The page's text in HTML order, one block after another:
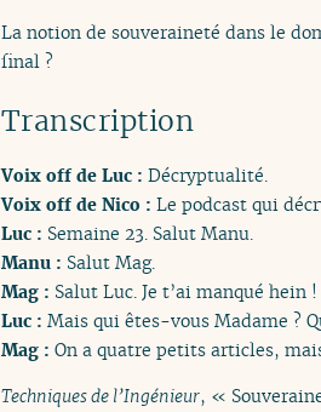
La notion de souveraineté dans le
final ?
Transcription
Voix off de Luc : Décryptualité.
Voix off de Nico : Le podcast qui
Luc : Semaine 23. Salut Manu.
Manu : Salut Mag.
Mag : Salut Luc. Je t’ai manqué hein !
Luc : Mais qui êtes-vous Madame ?
Mag : On a quatre petits articles,
Techniques de l’Ingénieur, «